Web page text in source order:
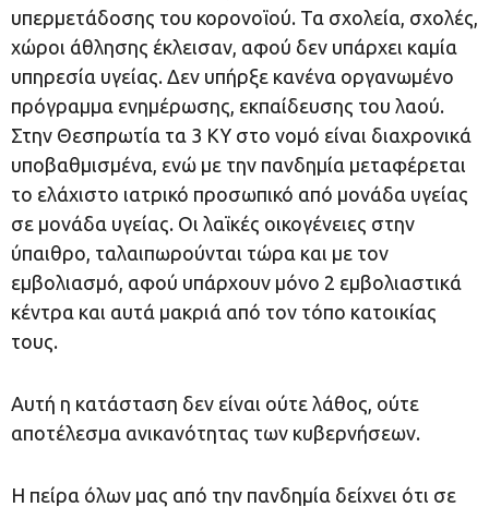
υπερμετάδοσης του κορονοϊού. Τα σχολεία, σχολές,
χώροι άθλησης έκλεισαν, αφού δεν υπάρχει καμία
υπηρεσία υγείας. Δεν υπήρξε κανένα οργανωμένο
πρόγραμμα ενημέρωσης, εκπαίδευσης του λαού.
Στην Θεσπρωτία τα 3 ΚΥ στο νομό είναι διαχρονικά
υποβαθμισμένα, ενώ με την πανδημία μεταφέρεται
το ελάχιστο ιατρικό προσωπικό από μονάδα υγείας
σε μονάδα υγείας. Oι λαϊκές οικογένειες στην
ύπαιθρο, ταλαιπωρούνται τώρα και με τον
εμβολιασμό, αφού υπάρχουν μόνο 2 εμβολιαστικά
κέντρα και αυτά μακριά από τον τόπο κατοικίας
τους.
Αυτή η κατάσταση δεν είναι ούτε λάθος, ούτε
αποτέλεσμα ανικανότητας των κυβερνήσεων.
Η πείρα όλων μας από την πανδημία δείχνει ότι σε